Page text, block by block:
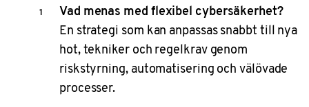
Vad menas med flexibel cybersäkerhet?
En strategi som kan anpassas snabbt till nya
hot, tekniker och regelkrav genom
riskstyrning, automatisering och välövade
processer.